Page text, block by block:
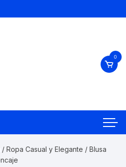
0
/Ropa Casual y Elegante / Blusa